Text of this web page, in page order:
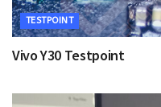
TESTPOINT
Vivo Y30 Testpoint